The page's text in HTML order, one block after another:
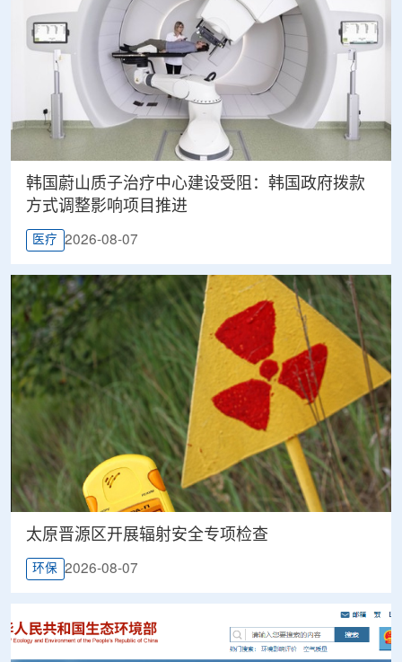
韩国蔚山质子治疗中心建设受阻：韩国政府拨款
方式调整影响项目推进
医疗 2026-08-07
太原晋源区开展辐射安全专项检查
环保 2026-08-07